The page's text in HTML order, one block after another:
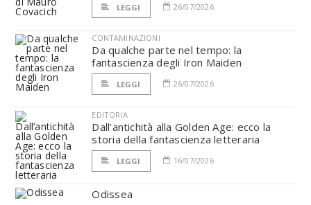
LEGGI 26/07/2026
CONTAMINAZIONI
Da qualche parte nel tempo: la
fantascienza degli Iron Maiden
LEGGI 26/07/2026
EDITORIA
Dall’antichità alla Golden Age: ecco la
storia della fantascienza letteraria
LEGGI 16/07/2026
Odissea